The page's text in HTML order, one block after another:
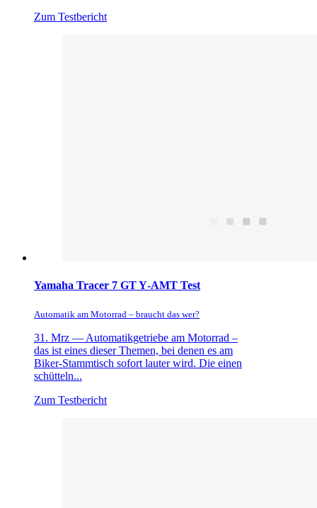
Zum Testbericht
Yamaha Tracer 7 GT Y‑AMT Test
Automatik am Motorrad – braucht das wer?
31. Mrz — Automatikgetriebe am Motorrad –
das ist eines dieser Themen, bei denen es am
Biker-Stammtisch sofort lauter wird. Die einen
schütteln...
Zum Testbericht